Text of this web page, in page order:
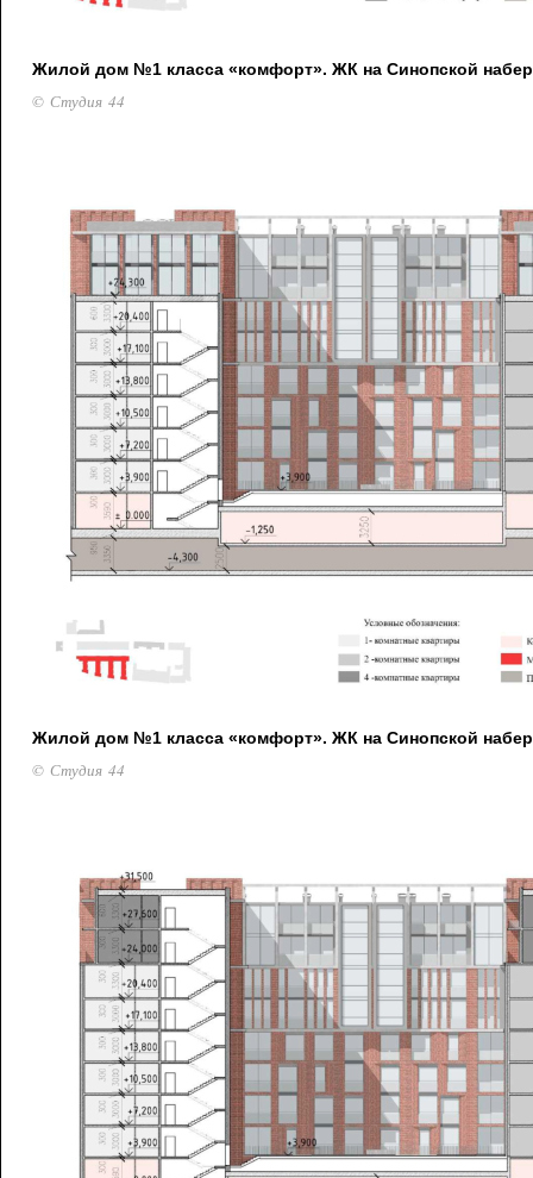
Жилой дом №1 класса «комфорт». ЖК на Синопской
© Студия 44
Жилой дом №1 класса «комфорт». ЖК на Синопской
© Студия 44